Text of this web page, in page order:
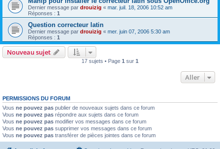
Dernier message par drouizig « mar. juil. 18, 2006 10:52 am
Réponses : 1
Question correcteur latin
Dernier message par drouizig « mer. juin 07, 2006 5:30 am
Réponses : 1
Nouveau sujet
17 sujets • Page 1 sur 1
Aller
PERMISSIONS DU FORUM
Vous ne pouvez pas publier de nouveaux sujets dans ce forum
Vous ne pouvez pas répondre aux sujets dans ce forum
Vous ne pouvez pas modifier vos messages dans ce forum
Vous ne pouvez pas supprimer vos messages dans ce forum
Vous ne pouvez pas transférer de pièces jointes dans ce forum